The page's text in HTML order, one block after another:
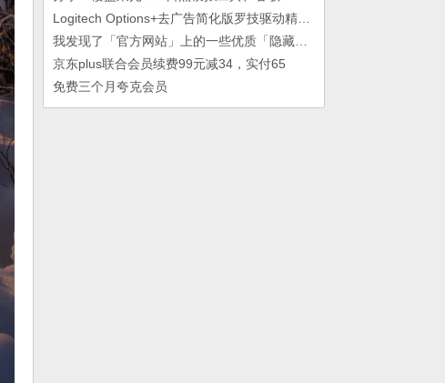
京东plus联合会员续费99元减34，实付65
免费三个月夸克会员